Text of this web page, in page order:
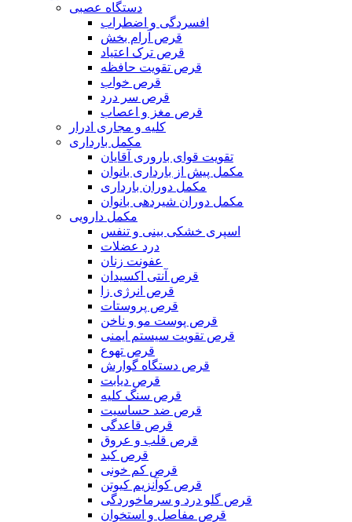
دستگاه عصبی
افسردگی و اضطراب
قرص آرام بخش
قرص ترک اعتیاد
قرص تقویت حافظه
قرص خواب
قرص سر درد
قرص مغز و اعصاب
کلیه و مجاری ادرار
مکمل بارداری
تقویت قوای باروری آقایان
مکمل پیش از بارداری بانوان
مکمل دوران بارداری
مکمل دوران شیردهی بانوان
مکمل دارویی
اسپری خشکی بینی و تنفس
درد عضلات
عفونت زنان
قرص آنتی اکسیدان
قرص انرژی زا
قرص پروستات
قرص پوست مو و ناخن
قرص تقویت سیستم ایمنی
قرص تهوع
قرص دستگاه گوارش
قرص دیابت
قرص سنگ کلیه
قرص ضد حساسیت
قرص قاعدگی
قرص قلب و عروق
قرص کبد
قرص کم خونی
قرص کوآنزیم کیوتن
قرص گلو درد و سرماخوردگی
قرص مفاصل و استخوان